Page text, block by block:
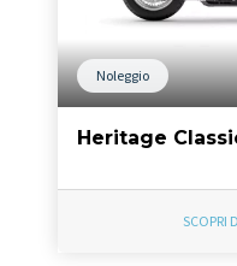
Noleggio
Heritage
SCOPRI